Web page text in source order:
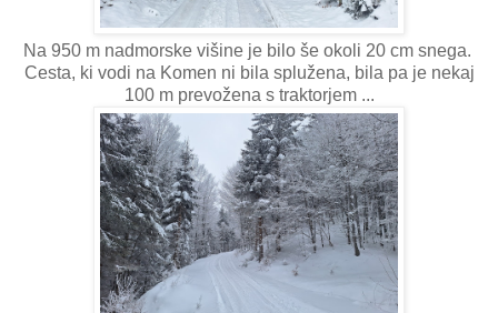
Na 950 m nadmorske višine je bilo še okoli 20 cm snega.
Cesta, ki vodi na Komen ni bila splužena, bila pa je nekaj
100 m prevožena s traktorjem ...